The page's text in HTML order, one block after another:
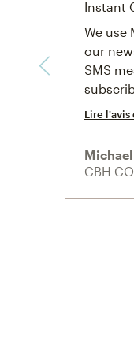
Instant
We use
our
SMS
Lire
CBH